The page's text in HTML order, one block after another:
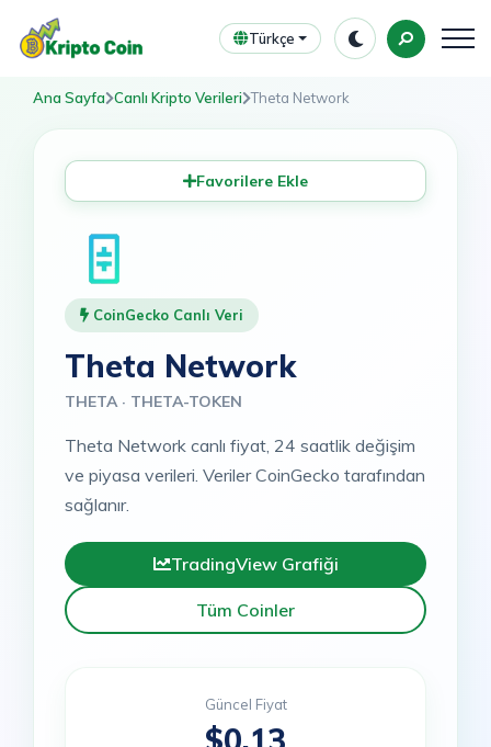
Türkçe
Ana Sayfa Canlı Kripto Verileri Theta Network
Favorilere Ekle
CoinGecko Canlı Veri
Theta Network
THETA · THETA-TOKEN
Theta Network canlı fiyat, 24 saatlik değişim
ve piyasa verileri. Veriler CoinGecko tarafından
sağlanır.
TradingView Grafiği
Tüm Coinler
Güncel Fiyat